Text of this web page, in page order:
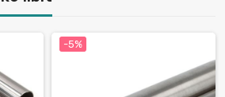
-5%